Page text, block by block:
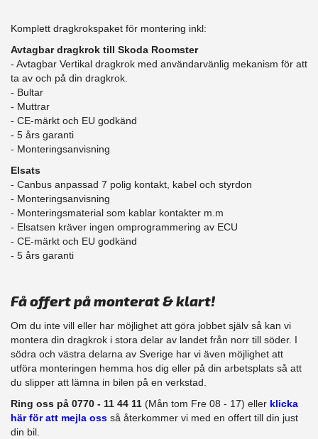
Komplett dragkrokspaket för montering inkl:
Avtagbar dragkrok till Skoda Roomster
- Avtagbar Vertikal dragkrok med användarvänlig mekanism för att
ta av och på din dragkrok.
- Bultar
- Muttrar
- CE-märkt och EU godkänd
​- 5 års garanti
- Monteringsanvisning
Elsats
- Canbus anpassad 7 polig kontakt, kabel och styrdon
- Monteringsanvisning
- Monteringsmaterial som kablar kontakter m.m
- Elsatsen kräver ingen omprogrammering av ECU
- CE-märkt och EU godkänd
​- 5 års garanti
Få offert på monterat & klart!
Om du inte vill eller har möjlighet att göra jobbet själv så kan vi
montera din dragkrok i stora delar av landet från norr till söder. I
södra och västra delarna av Sverige har vi även möjlighet att​
utföra monteringen hemma hos dig eller på din arbetsplats så att
du slipper att lämna in bilen på en verkstad.
Ring oss på 0770 - 11 44 11 (Mån tom Fre 08 - 17) eller klicka
här för att mejla oss så återkommer vi med en offert till din just
din bil.